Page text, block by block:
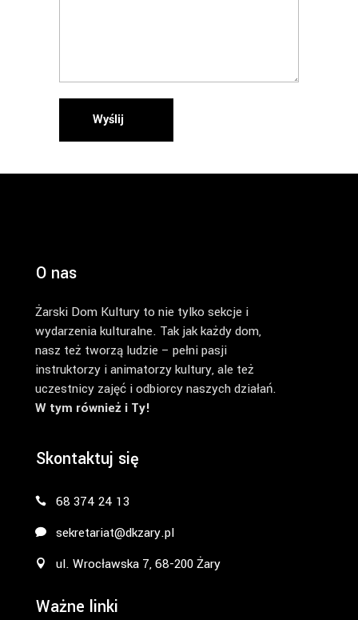
Wyślij
O nas
Żarski Dom Kultury to nie tylko sekcje i
wydarzenia kulturalne. Tak jak każdy dom,
nasz też tworzą ludzie – pełni pasji
instruktorzy i animatorzy kultury, ale też
uczestnicy zajęć i odbiorcy naszych działań.
W tym również i Ty!
Skontaktuj się
68 374 24 13
sekretariat@dkzary.pl
ul. Wrocławska 7, 68-200 Żary
Ważne linki